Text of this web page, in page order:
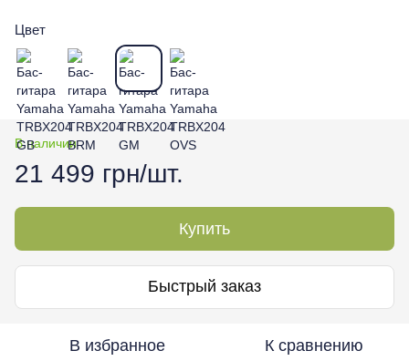
Цвет
В наличии
21 499 грн/шт.
Купить
Быстрый заказ
В избранное К сравнению